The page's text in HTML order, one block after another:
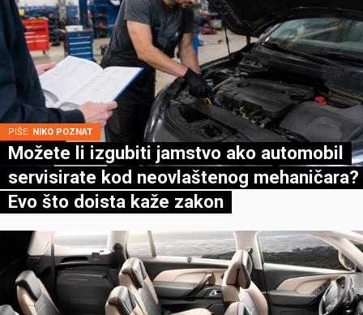
PIŠE: NIKO POZNAT
Možete li izgubiti jamstvo ako automobil
servisirate kod neovlaštenog mehaničara?
Evo što doista kaže zakon